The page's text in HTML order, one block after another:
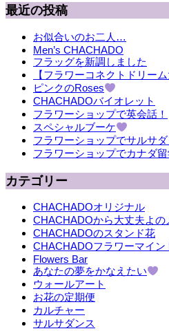
最近の投稿
お似合いのお二人…
Men’s CHACHADO
フラッグを新調しました
【フラワーコネクトドリー
ピンクのRoses
CHACHADOバイオレット
フラワーショップで英会話！
スペシャルブーケ
フラワーショップでサルサダ
フラワーショップでカナダ
カテゴリー
CHACHADOオリジナル
CHACHADOから大丈夫よの
CHACHADOのスタンド花
CHACHADOフラワーマイン
Flowers Bar
あなたの夢をかなえたい
ウォールアート
お花の定期便
カルチャー
サルサダンス